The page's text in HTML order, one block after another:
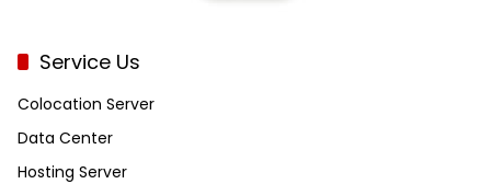
Service Us
Colocation Server
Data Center
Hosting Server